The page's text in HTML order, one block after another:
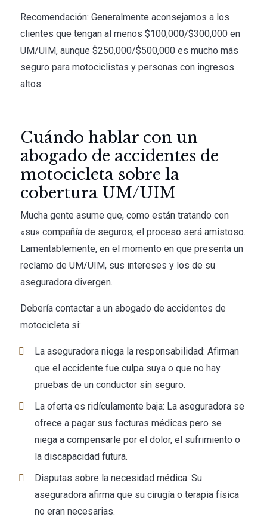
Recomendación: Generalmente aconsejamos a los
clientes que tengan al menos $100,000/$300,000 en
UM/UIM, aunque $250,000/$500,000 es mucho más
seguro para motociclistas y personas con ingresos
altos.
Cuándo hablar con un
abogado de accidentes de
motocicleta sobre la
cobertura UM/UIM
Mucha gente asume que, como están tratando con
«su» compañía de seguros, el proceso será amistoso.
Lamentablemente, en el momento en que presenta un
reclamo de UM/UIM, sus intereses y los de su
aseguradora divergen.
Debería contactar a un abogado de accidentes de
motocicleta si:
La aseguradora niega la responsabilidad: Afirman
que el accidente fue culpa suya o que no hay
pruebas de un conductor sin seguro.
La oferta es ridículamente baja: La aseguradora se
ofrece a pagar sus facturas médicas pero se
niega a compensarle por el dolor, el sufrimiento o
la discapacidad futura.
Disputas sobre la necesidad médica: Su
aseguradora afirma que su cirugía o terapia física
no eran necesarias.